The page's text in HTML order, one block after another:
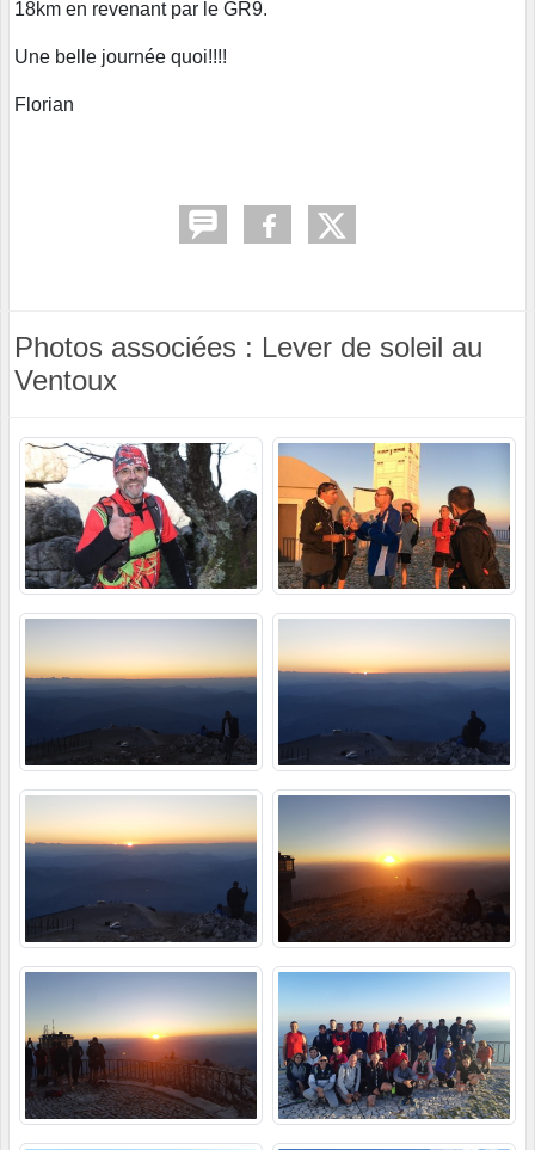
18km en revenant par le GR9.
Une belle journée quoi!!!!
Florian
Photos associées : Lever de soleil au
Ventoux